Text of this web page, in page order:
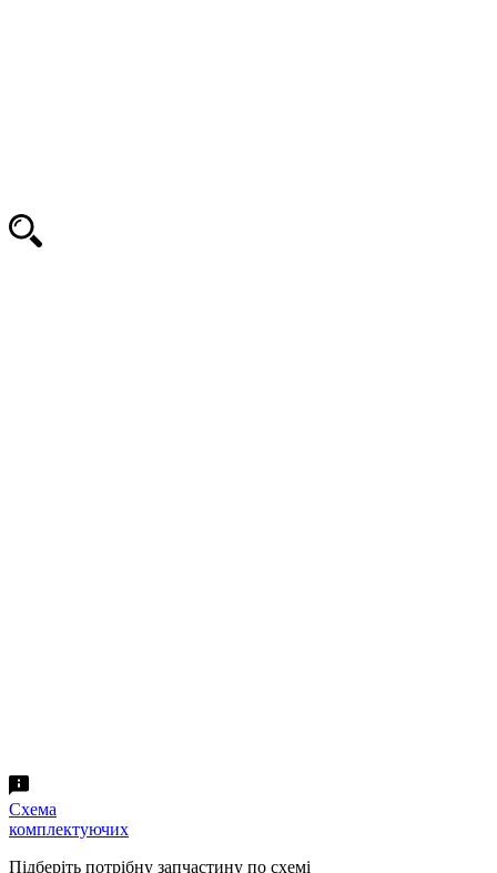
Схема
комплектуючих
Підберіть потрібну запчастину по схемі